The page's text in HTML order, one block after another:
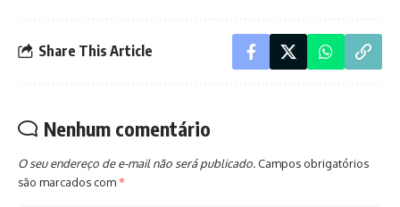
Share This Article
Nenhum comentário
O seu endereço de e-mail não será publicado. Campos obrigatórios
são marcados com*